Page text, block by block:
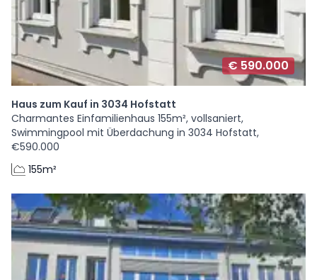
€ 590.000
Haus zum Kauf in 3034 Hofstatt
Charmantes Einfamilienhaus 155m², vollsaniert,
Swimmingpool mit Überdachung in 3034 Hofstatt,
€590.000
155m²